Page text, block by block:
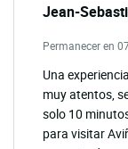
Jean-
Permanecer en
Una
muy atentos,
solo 10
para visitar